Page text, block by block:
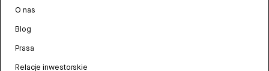
O nas
Blog
Prasa
Relacje inwestorskie